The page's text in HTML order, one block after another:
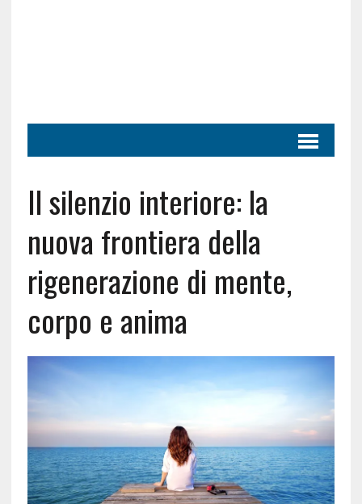
Il silenzio interiore: la
nuova frontiera della
rigenerazione di mente,
corpo e anima